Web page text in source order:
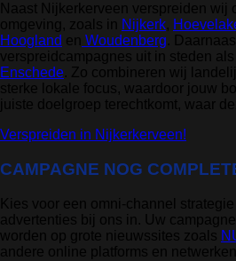
Naast Nijkerkerveen verspreiden wij
omgeving, zoals in
Nijkerk,
Hoogland en Woudenberg.
verspreidcampagnes uit in steden als
Enschede. Zo combineren wij
sterke lokale focus, waardoor jouw
juiste doelgroep terechtkomt, waar
Verspreiden in Nijkerkerveen!
CAMPAGNE NOG
Kies voor een omni-channel
advertenties bij ons in. Uw
worden op grote nieuwssites zoals
andere online platforms en